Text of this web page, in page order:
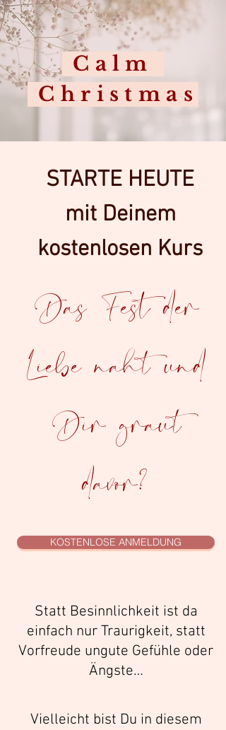
Calm
Christmas
STARTE HEUTE
mit Deinem
kostenlosen Kurs
Das Fest der
Liebe naht und
Dir graut
davor?
KOSTENLOSE ANMELDUNG
Statt Besinnlichkeit ist da
einfach nur Traurigkeit, statt
Vorfreude ungute Gefühle oder
Ängste…
Vielleicht bist Du in diesem